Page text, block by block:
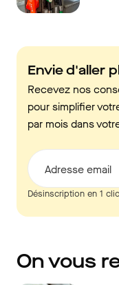
Envie d'aller
Recevez nos
pour simplifier
par mois dans
Adresse email
Désinscription en 1
On vous